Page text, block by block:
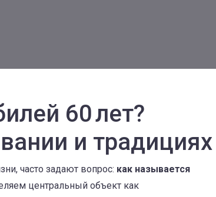
60 лет?
и традициях
часто задают вопрос: как называется
центральный объект как